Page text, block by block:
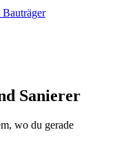
Sanierer
wo du gerade